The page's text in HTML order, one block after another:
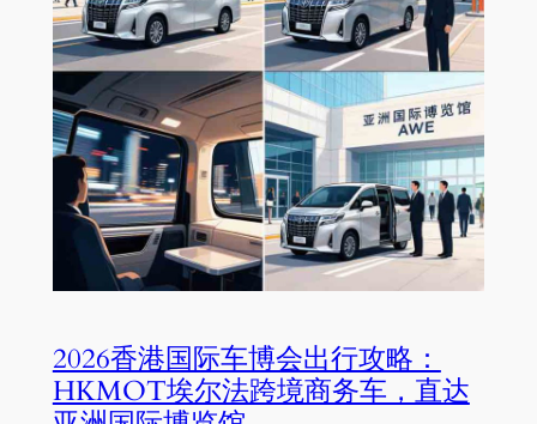
2026香港国际车博会出行攻略：
HKMOT埃尔法跨境商务车，直达